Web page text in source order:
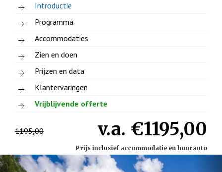
Introductie
Programma
Accommodaties
Zien en doen
Prijzen en data
Klantervaringen
Vrijblijvende offerte
1195,00 v.a. €1195,00
Prijs inclusief accommodatie en huurauto